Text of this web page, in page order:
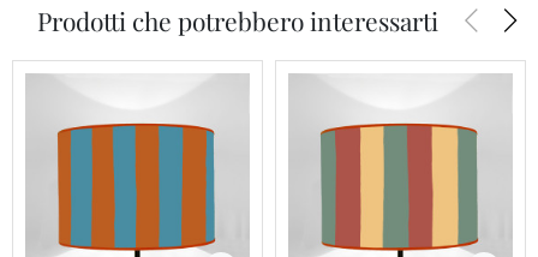
Prodotti che potrebbero interessarti arrow_back_ios arrow_forward_ios